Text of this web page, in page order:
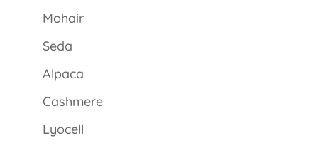
Mohair
Seda
Alpaca
Cashmere
Lyocell